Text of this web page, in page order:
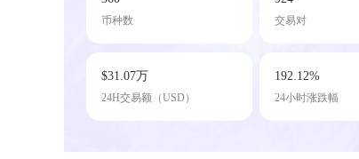
币种数 交易对
$31.07万
24H交易额（USD）
192.12%
24小时涨跌幅